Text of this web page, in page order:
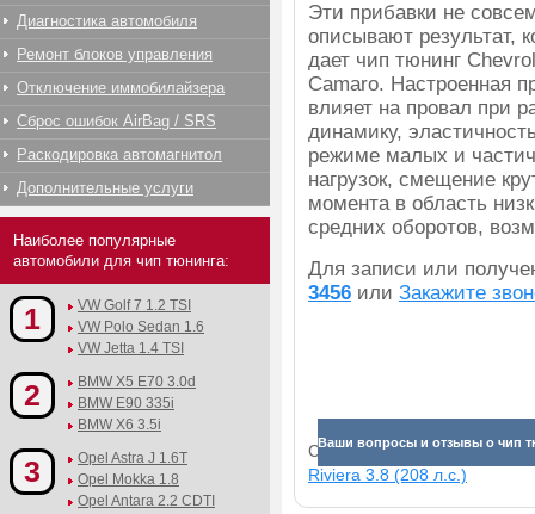
Эти прибавки не
описывают результат,
дает чип тюнинг
Camaro. Настроенная
влияет на провал при
динамику,
режиме малых и
нагрузок, смещение
момента в область
средних оборотов,
Для записи или
3456 или Закажите
Ваши вопросы и отзывы о чип
Смотрите прибавки для
Riviera 3.8 (208 л.с.)
Диагностика автомобиля
Ремонт блоков управления
Отключение иммобилайзера
Сброс ошибок AirBag / SRS
Раскодировка автомагнитол
Дополнительные услуги
Наиболее популярные
автомобили для чип тюнинга:
1
VW Golf 7 1.2 TSI
VW Polo Sedan 1.6
VW Jetta 1.4 TSI
2
BMW X5 E70 3.0d
BMW E90 335i
BMW X6 3.5i
3
Opel Astra J 1.6T
Opel Mokka 1.8
Opel Antara 2.2 CDTI